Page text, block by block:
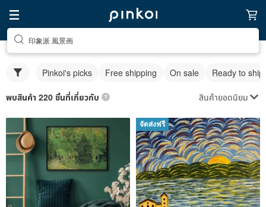
印象派 風景画
Pinkoi's picks Free shipping On sale Ready to ship
พบสินค้า 220 ชิ้นที่เกี่ยวกับ สินค้ายอดนิยม
จัดส่งฟรี